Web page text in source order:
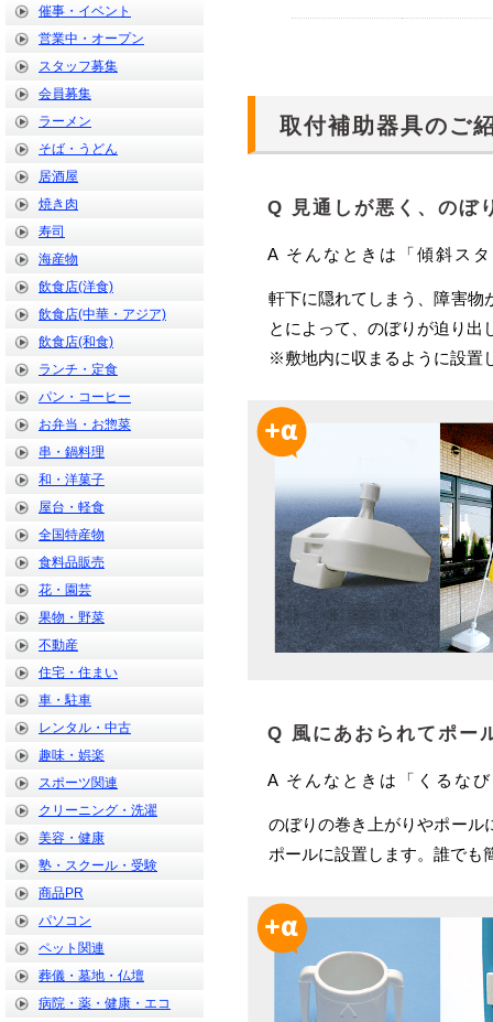
催事・イベント
営業中・オープン
スタッフ募集
会員募集
ラーメン
そば・うどん
居酒屋
焼き肉
寿司
海産物
飲食店(洋食)
飲食店(中華・アジア)
飲食店(和食)
ランチ・定食
パン・コーヒー
お弁当・お惣菜
串・鍋料理
和・洋菓子
屋台・軽食
全国特産物
食料品販売
花・園芸
果物・野菜
不動産
住宅・住まい
車・駐車
レンタル・中古
趣味・娯楽
スポーツ関連
クリーニング・洗濯
美容・健康
塾・スクール・受験
商品PR
パソコン
ペット関連
葬儀・墓地・仏壇
病院・薬・健康・エコ
取付補助器具のご
Q 見通しが悪く、のぼ
A そんなときは「傾斜ス
軒下に隠れてしまう、障害物
とによって、のぼりが迫り出
※敷地内に収まるように設置
Q 風にあおられてポー
A そんなときは「くるな
のぼりの巻き上がりやポール
ポールに設置します。誰でも